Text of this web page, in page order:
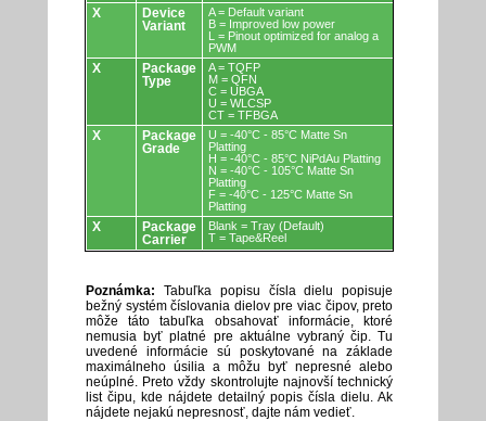
X
Device
Variant
A = Default variant
B = Improved low power
L = Pinout optimized for analog a
PWM
X
Package
Type
A = TQFP
M = QFN
C = UBGA
U = WLCSP
CT = TFBGA
X
Package
Grade
U = -40°C - 85°C Matte Sn
Platting
H = -40°C - 85°C NiPdAu Platting
N = -40°C - 105°C Matte Sn
Platting
F = -40°C - 125°C Matte Sn
Platting
X
Package
Carrier
Blank = Tray (Default)
T = Tape&Reel
Poznámka: Tabuľka popisu čísla dielu popisuje
bežný systém číslovania dielov pre viac čipov, preto
môže táto tabuľka obsahovať informácie, ktoré
nemusia byť platné pre aktuálne vybraný čip. Tu
uvedené informácie sú poskytované na základe
maximálneho úsilia a môžu byť nepresné alebo
neúplné. Preto vždy skontrolujte najnovší technický
list čipu, kde nájdete detailný popis čísla dielu. Ak
nájdete nejakú nepresnosť, dajte nám vedieť.